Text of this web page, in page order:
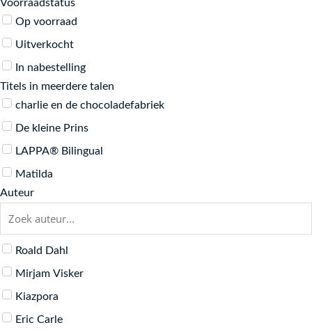
LAPPA® Bilingual
Matilda
Tweetalige boeken (Nederlands)
Tweetalige kinderboeken
Voorraadstatus
Op voorraad
Uitverkocht
In nabestelling
Titels in meerdere talen
charlie en de chocoladefabriek
De kleine Prins
LAPPA® Bilingual
Matilda
Auteur
Roald Dahl
Mirjam Visker
Kiazpora
Eric Carle